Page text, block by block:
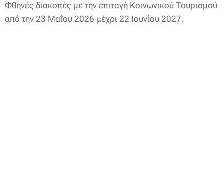
Φθηνές διακοπές με την επιταγή Κοινωνικού Τουρισμού
από την 23 Μαΐου 2026 μέχρι 22 Ιουνίου 2027.